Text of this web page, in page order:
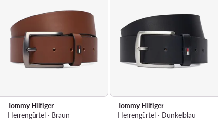
Tommy Hilfiger
Herrengürtel · Braun
Tommy Hilfiger
Herrengürtel · Dunkelblau